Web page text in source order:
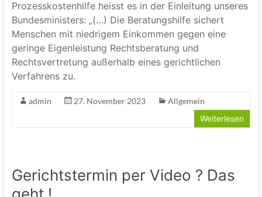
Prozesskostenhilfe heisst es in der Einleitung unseres
Bundesministers: „(…) Die Beratungshilfe sichert
Menschen mit niedrigem Einkommen gegen eine
geringe Eigenleistung Rechtsberatung und
Rechtsvertretung außerhalb eines gerichtlichen
Verfahrens zu.
admin 27. November 2023
Allgemein
Weiterlesen
Gerichtstermin per Video ? Das